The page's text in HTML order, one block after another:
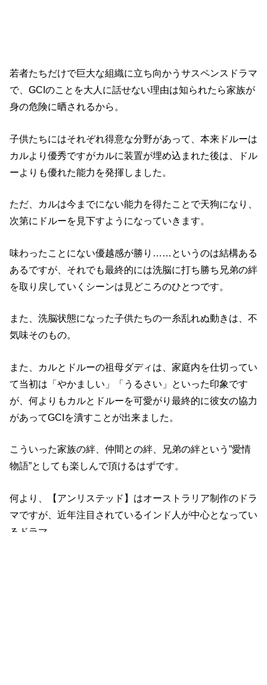
若者たちだけで巨大な組織に立ち向かうサスペンスドラマ
で、GCIのことを大人に話せない理由は知られたら家族が
身の危険に晒されるから。
子供たちにはそれぞれ得意な分野があって、本来ドルーは
カルより優秀ですがカルに装置が埋め込まれた後は、ドル
ーよりも優れた能力を発揮しました。
ただ、カルは今までにない能力を得たことで天狗になり、
次第にドルーを見下すようになっていきます。
味わったことにない優越感が勝り……というのは結構ある
あるですが、それでも最終的には洗脳に打ち勝ち兄弟の絆
を取り戻していくシーンは見どころのひとつです。
また、洗脳状態になった子供たちの一糸乱れぬ動きは、不
気味そのもの。
また、カルとドルーの祖母ダディは、家庭内を仕切ってい
て当初は「やかましい」「うるさい」といった印象です
が、何よりもカルとドルーを可愛がり最終的に彼女の協力
があってGCIを潰すことが出来ました。
こういった家族の絆、仲間との絆、兄弟の絆という”愛情
物語”としても楽しんで頂けるはずです。
何より、【アンリステッド】はオーストラリア制作のドラ
マですが、近年注目されているインド人が中心となってい
るドラマ。